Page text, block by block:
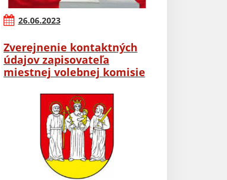
26.06.2023
Zverejnenie kontaktných
údajov zapisovateľa
miestnej volebnej komisie